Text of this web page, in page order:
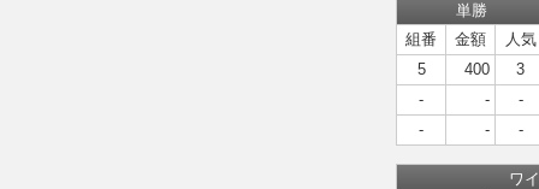
単勝
組番
金額
人気
5
400
3
-
-
-
-
- -
ワ